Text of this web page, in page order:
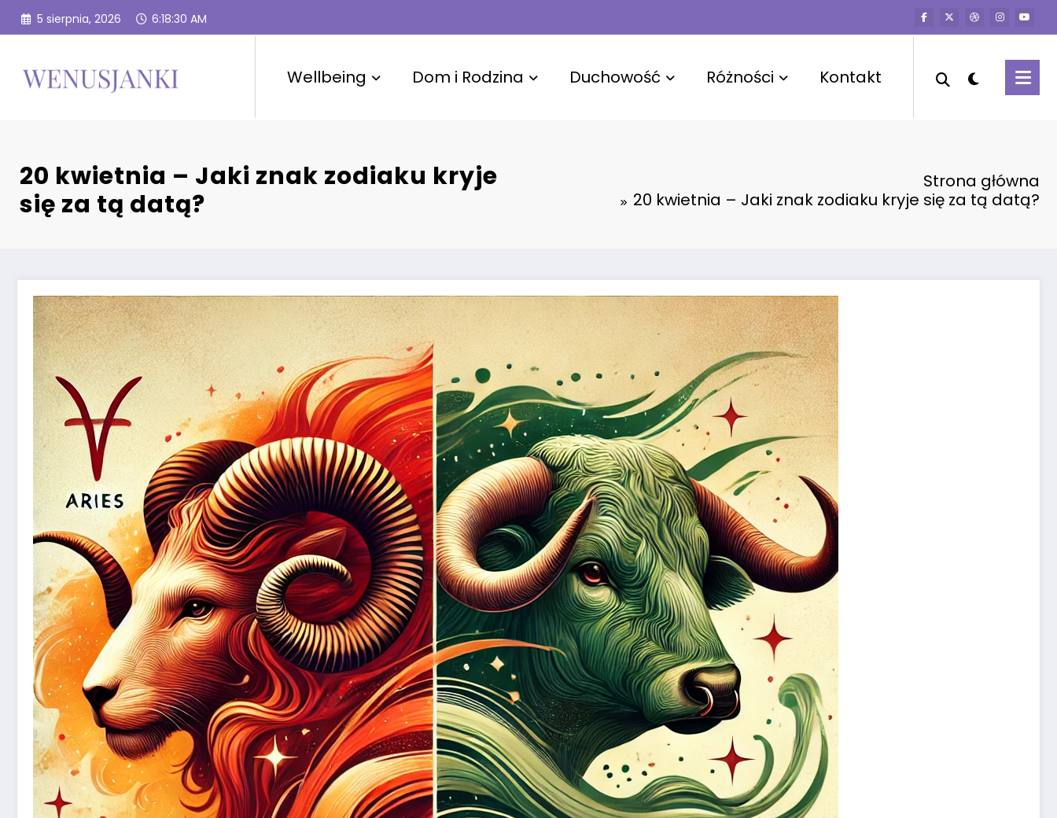
Przejdź
5 sierpnia, 2026 6:18:32 AM
Wellbeing Dom i Rodzina Duchowość Różności Kontakt
20 kwietnia – Jaki znak zodiaku kryje
się za tą datą?
Strona główna
20 kwietnia – Jaki znak zodiaku kryje się za tą datą?